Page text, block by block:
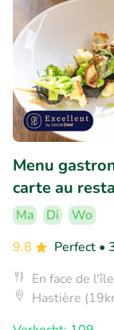
Menu
carte au
Ma Di
Wo
9.8
Perfect •
En face de l'île
Hastière